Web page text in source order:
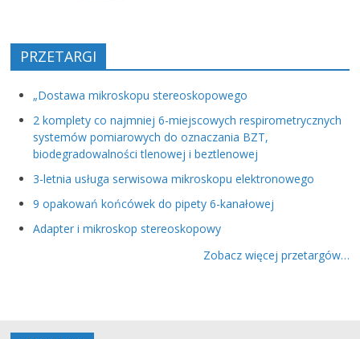
PRZETARGI
„Dostawa mikroskopu stereoskopowego
2 komplety co najmniej 6-miejscowych respirometrycznych
systemów pomiarowych do oznaczania BZT,
biodegradowalności tlenowej i beztlenowej
3-letnia usługa serwisowa mikroskopu elektronowego
9 opakowań końcówek do pipety 6-kanałowej
Adapter i mikroskop stereoskopowy
Zobacz więcej przetargów…